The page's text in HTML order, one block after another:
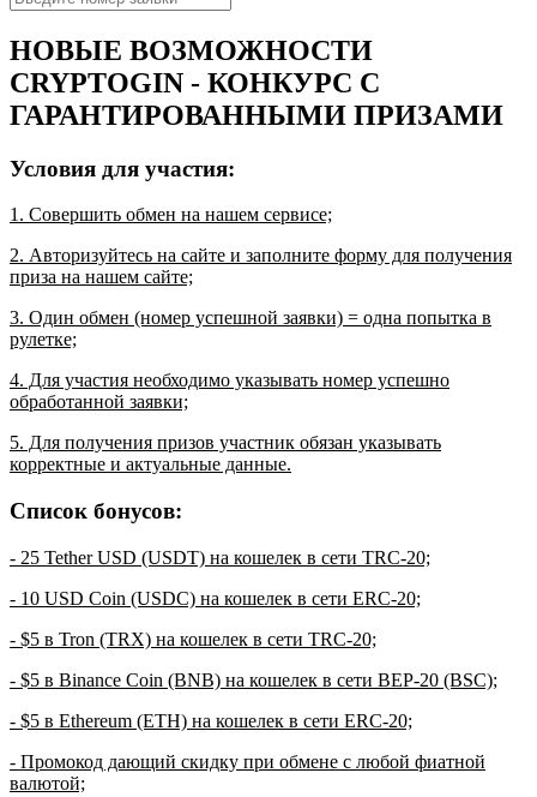
НОВЫЕ ВОЗМОЖНОСТИ
CRYPTOGIN - КОНКУРС С
ГАРАНТИРОВАННЫМИ ПРИЗАМИ
Условия для участия:
1. Совершить обмен на нашем сервисе;
2. Авторизуйтесь на сайте и заполните форму для получения
приза на нашем сайте;
3. Один обмен (номер успешной заявки) = одна попытка в
рулетке;
4. Для участия необходимо указывать номер успешно
обработанной заявки;
5. Для получения призов участник обязан указывать
корректные и актуальные данные.
Список бонусов:
- 25 Tether USD (USDT) на кошелек в сети TRC-20;
- 10 USD Coin (USDC) на кошелек в сети ERC-20;
- $5 в Tron (TRX) на кошелек в сети TRC-20;
- $5 в Binance Coin (BNB) на кошелек в сети BEP-20 (BSC);
- $5 в Ethereum (ETH) на кошелек в сети ERC-20;
- Промокод дающий скидку при обмене с любой фиатной
валютой;